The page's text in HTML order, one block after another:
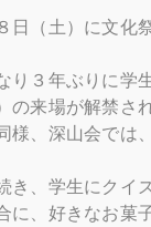
日（土）に文化
り３年ぶりに学
の来場が解禁さ
様、深山会では
き、学生にクイ
に、好きなお菓